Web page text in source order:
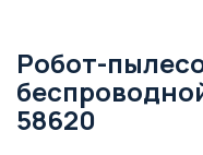
Робот-
58620